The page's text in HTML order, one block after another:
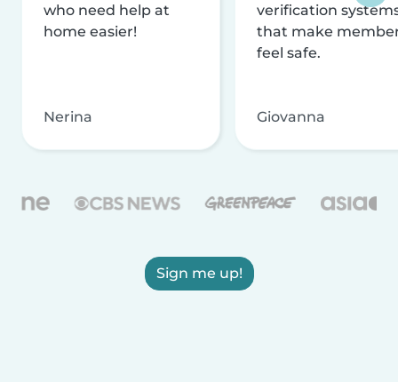
who need help at
home easier!
Nerina
verification
that make
feel safe.
Giovanna
Sign me up!